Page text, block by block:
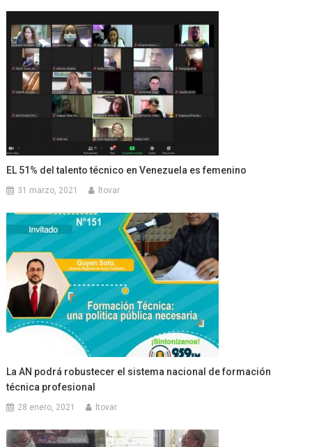
EL 51% del talento técnico en Venezuela es femenino
31 marzo, 2021 ltovar
La AN podrá robustecer el sistema nacional de formación
técnica profesional
28 enero, 2021 ltovar